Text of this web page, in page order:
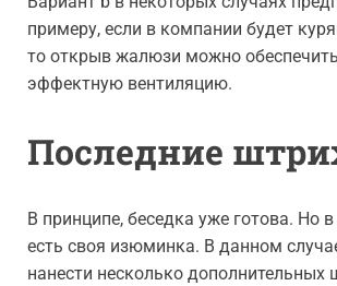
примеру, если в компании будет
то открыв жалюзи можно
эффектную вентиляцию.
Последние
В принципе, беседка уже готова. Но
есть своя изюминка. В данном
нанести несколько дополнительных